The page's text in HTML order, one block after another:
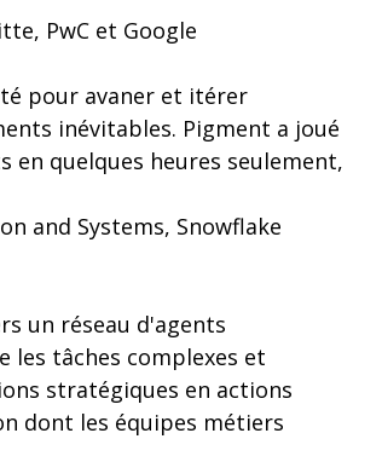
PwC et Google
pour avaner et itérer
inévitables. Pigment a joué
en quelques heures seulement,
and Systems, Snowflake
un réseau d'agents
les tâches complexes et
stratégiques en actions
dont les équipes métiers